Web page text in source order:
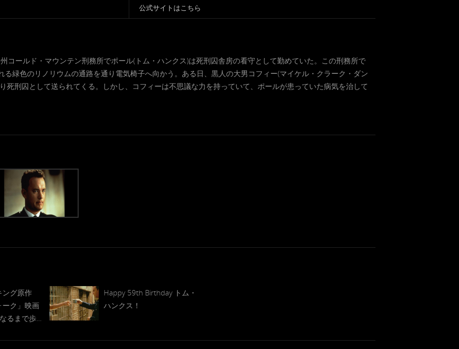
公式サイトはこちら
コールド・マウンテン刑務所でポール(トム・ハンクス)は死刑囚舎房の看守として勤めていた。この刑務所で
る緑色のリノリウムの通路を通り電気椅子へ向かう。ある日、黒人の大男コフィー(マイケル・クラーク・ダン
死刑囚として送られてくる。しかし、コフィーは不思議な力を持っていて、ポールが患っていた病気を治して
ング原作
ーク」映画
るまで歩
Happy 59th Birthday トム・
ハンクス！